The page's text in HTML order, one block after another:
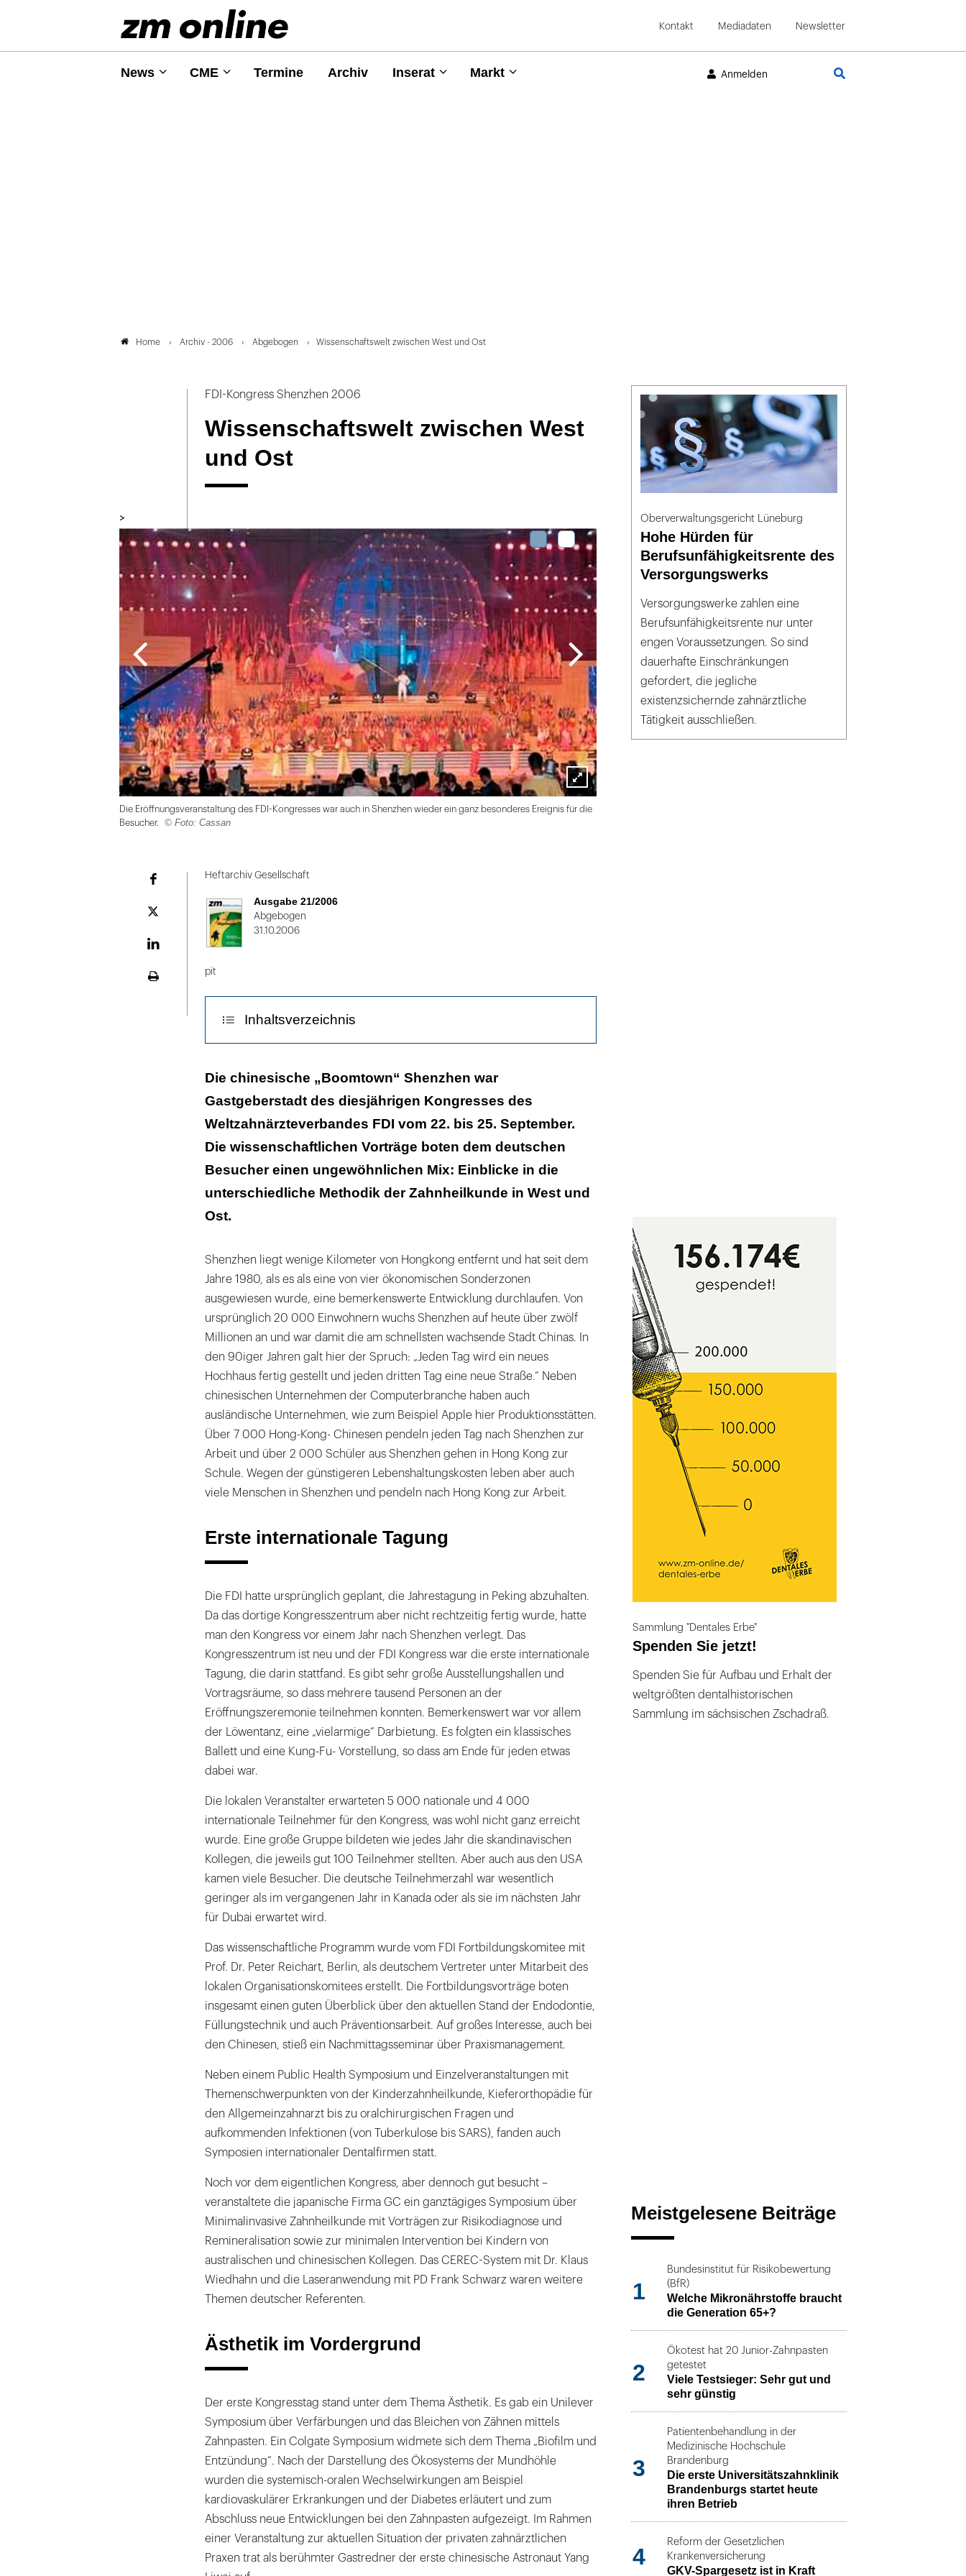
Kontakt Mediadaten Newsletter
News CME Termine Archiv Inserat Markt Anmelden
Home Archiv - 2006 Abgebogen Wissenschaftswelt zwischen West und Ost
FDI-Kongress Shenzhen 2006
Wissenschaftswelt zwischen West
und Ost
>
Lightbox
öffnen
Die Eröffnungsveranstaltung des FDI-Kongresses war auch in Shenzhen wieder ein ganz besonderes Ereignis für die
Besucher.
© Foto: Cassan
Plattform
Heftarchiv Gesellschaft
Ausgabe 21/2006
Abgebogen
31.10.2006
pit
Inhaltsverzeichnis
Erste internationale Tagung
Ästhetik im Vordergrund
Unterschiedliche Ansätze
Die chinesische „Boomtown“ Shenzhen war
Gastgeberstadt des diesjährigen Kongresses des
Weltzahnärzteverbandes FDI vom 22. bis 25. September.
Die wissenschaftlichen Vorträge boten dem deutschen
Besucher einen ungewöhnlichen Mix: Einblicke in die
unterschiedliche Methodik der Zahnheilkunde in West und
Ost.
Shenzhen liegt wenige Kilometer von Hongkong entfernt und hat seit dem
Jahre 1980, als es als eine von vier ökonomischen Sonderzonen
ausgewiesen wurde, eine bemerkenswerte Entwicklung durchlaufen. Von
ursprünglich 20 000 Einwohnern wuchs Shenzhen auf heute über zwölf
Millionen an und war damit die am schnellsten wachsende Stadt Chinas. In
den 90iger Jahren galt hier der Spruch: „Jeden Tag wird ein neues
Hochhaus fertig gestellt und jeden dritten Tag eine neue Straße.“ Neben
chinesischen Unternehmen der Computerbranche haben auch
ausländische Unternehmen, wie zum Beispiel Apple hier Produktionsstätten.
Über 7 000 Hong-Kong- Chinesen pendeln jeden Tag nach Shenzhen zur
Arbeit und über 2 000 Schüler aus Shenzhen gehen in Hong Kong zur
Schule. Wegen der günstigeren Lebenshaltungskosten leben aber auch
viele Menschen in Shenzhen und pendeln nach Hong Kong zur Arbeit.
Erste internationale Tagung
Die FDI hatte ursprünglich geplant, die Jahrestagung in Peking abzuhalten.
Da das dortige Kongresszentrum aber nicht rechtzeitig fertig wurde, hatte
man den Kongress vor einem Jahr nach Shenzhen verlegt. Das
Kongresszentrum ist neu und der FDI Kongress war die erste internationale
Tagung, die darin stattfand. Es gibt sehr große Ausstellungshallen und
Vortragsräume, so dass mehrere tausend Personen an der
Eröffnungszeremonie teilnehmen konnten. Bemerkenswert war vor allem
der Löwentanz, eine „vielarmige“ Darbietung. Es folgten ein klassisches
Ballett und eine Kung-Fu- Vorstellung, so dass am Ende für jeden etwas
dabei war.
Die lokalen Veranstalter erwarteten 5 000 nationale und 4 000
internationale Teilnehmer für den Kongress, was wohl nicht ganz erreicht
wurde. Eine große Gruppe bildeten wie jedes Jahr die skandinavischen
Kollegen, die jeweils gut 100 Teilnehmer stellten. Aber auch aus den USA
kamen viele Besucher. Die deutsche Teilnehmerzahl war wesentlich
geringer als im vergangenen Jahr in Kanada oder als sie im nächsten Jahr
für Dubai erwartet wird.
Das wissenschaftliche Programm wurde vom FDI Fortbildungskomitee mit
Prof. Dr. Peter Reichart, Berlin, als deutschem Vertreter unter Mitarbeit des
lokalen Organisationskomitees erstellt. Die Fortbildungsvorträge boten
insgesamt einen guten Überblick über den aktuellen Stand der Endodontie,
Füllungstechnik und auch Präventionsarbeit. Auf großes Interesse, auch bei
den Chinesen, stieß ein Nachmittagsseminar über Praxismanagement.
Neben einem Public Health Symposium und Einzelveranstaltungen mit
Themenschwerpunkten von der Kinderzahnheilkunde, Kieferorthopädie für
den Allgemeinzahnarzt bis zu oralchirurgischen Fragen und
aufkommenden Infektionen (von Tuberkulose bis SARS), fanden auch
Symposien internationaler Dentalfirmen statt.
Noch vor dem eigentlichen Kongress, aber dennoch gut besucht –
veranstaltete die japanische Firma GC ein ganztägiges Symposium über
Minimalinvasive Zahnheilkunde mit Vorträgen zur Risikodiagnose und
Remineralisation sowie zur minimalen Intervention bei Kindern von
australischen und chinesischen Kollegen. Das CEREC-System mit Dr. Klaus
Wiedhahn und die Laseranwendung mit PD Frank Schwarz waren weitere
Themen deutscher Referenten.
Ästhetik im Vordergrund
Der erste Kongresstag stand unter dem Thema Ästhetik. Es gab ein Unilever
Symposium über Verfärbungen und das Bleichen von Zähnen mittels
Zahnpasten. Ein Colgate Symposium widmete sich dem Thema „Biofilm und
Entzündung“. Nach der Darstellung des Ökosystems der Mundhöhle
wurden die systemisch-oralen Wechselwirkungen am Beispiel
kardiovaskulärer Erkrankungen und der Diabetes erläutert und zum
Abschluss neue Entwicklungen bei den Zahnpasten aufgezeigt. Im Rahmen
einer Veranstaltung zur aktuellen Situation der privaten zahnärztlichen
Praxen trat als berühmter Gastredner der erste chinesische Astronaut Yang
Oberverwaltungsgericht Lüneburg
Hohe Hürden für
Berufsunfähigkeitsrente des
Versorgungswerks
Versorgungswerke zahlen eine
Berufsunfähigkeitsrente nur unter
engen Voraussetzungen. So sind
dauerhafte Einschränkungen
gefordert, die jegliche
existenzsichernde zahnärztliche
Tätigkeit ausschließen.
Sammlung "Dentales Erbe"
Spenden Sie jetzt!
Spenden Sie für Aufbau und Erhalt der
weltgrößten dentalhistorischen
Sammlung im sächsischen Zschadraß.
Meistgelesene Beiträge
1
Bundesinstitut für Risikobewertung
(BfR)
Welche Mikronährstoffe braucht
die Generation 65+?
2
Ökotest hat 20 Junior-Zahnpasten
getestet
Viele Testsieger: Sehr gut und
sehr günstig
3
Patientenbehandlung in der
Medizinische Hochschule
Brandenburg
Die erste Universitätszahnklinik
Brandenburgs startet heute
ihren Betrieb
4
Reform der Gesetzlichen
Krankenversicherung
GKV-Spargesetz ist in Kraft